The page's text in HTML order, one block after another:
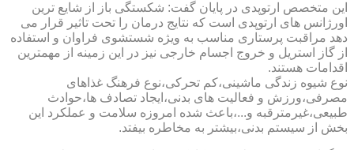
این متخصص ارتوپدی در پایان گفت: شکستگی باز از شایع ترین
اورژانس های ارتوپدی است که نتایج درمان را تحت تاثیر قرار می
دهد مراقبت پرستاری مناسب به ویژه شستشوی فراوان و استفاده
از گاز استریل و خروج اجسام خارجی نیز در این زمینه از مهمترین
اقدامات هستند.
نوع شیوه زندگی ماشینی،کم تحرکی،نوع فرهنگ غذاهای
مصرفی،ورزش و فعالیت های بدنی،ایجاد تصادف ها،حوادث
طبیعی،غیرمترقبه و...،باعث شده امروزه سلامت و عملکرد این
بخش از سیستم بدنی،بیشتر به مخاطره بیفتد.